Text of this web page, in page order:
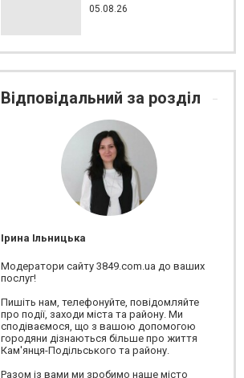
05.08.26
Відповідальний за розділ
Ірина Ільницька
Модератори сайту 3849.com.ua до ваших
послуг!
Пишіть нам, телефонуйте, повідомляйте
про події, заходи міста та району. Ми
сподіваємося, що з вашою допомогою
городяни дізнаються більше про життя
Кам'янця-Подільського та району.
Разом із вами ми зробимо наше місто